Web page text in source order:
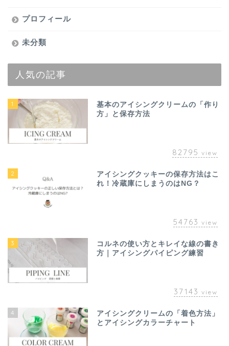
プロフィール
未分類
人気の記事
1
基本のアイシングクリームの「作り
方」と保存方法
82795 view
2
アイシングクッキーの保存方法はこ
れ！冷蔵庫にしまうのはNG？
54763 view
3
コルネの使い方とキレイな線の書き
方｜アイシングパイピング練習
37143 view
4
アイシングクリームの「着色方法」
とアイシングカラーチャート